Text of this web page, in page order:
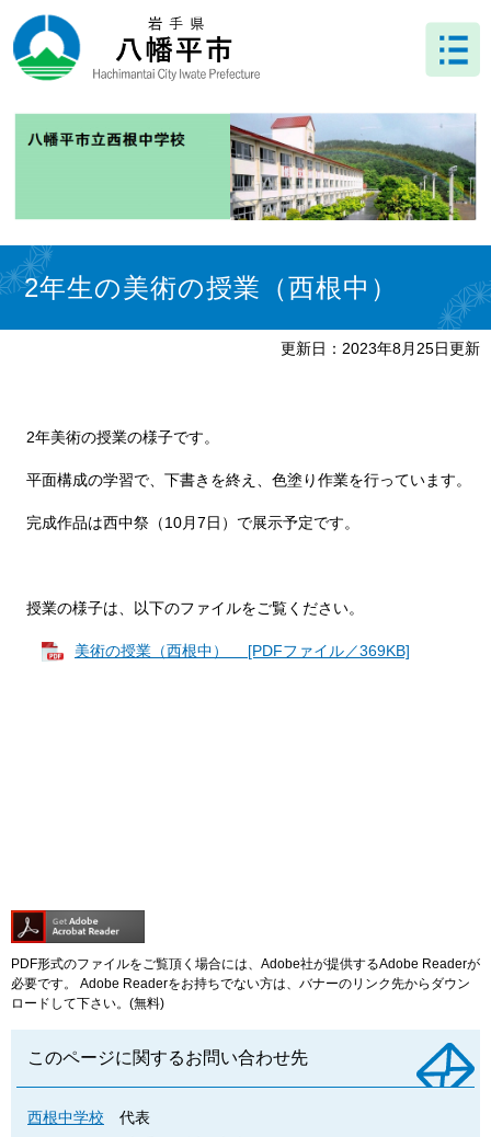
ー
ジ
ニ
ュ
文 2年生の美術の授業（西根中）
更新日：2023年8月25日更新
2年美術の授業の様子です。
平面構成の学習で、下書きを終え、色塗り作業を行っています。
完成作品は西中祭（10月7日）で展示予定です。
授業の様子は、以下のファイルをご覧ください。
美術の授業（西根中） [PDFファイル／369KB]
PDF形式のファイルをご覧頂く場合には、Adobe社が提供するAdobe Readerが
必要です。
Adobe Readerをお持ちでない方は、バナーのリンク先からダウン
ロードして下さい。(無料)
このページに関するお問い合わせ先
西根中学校
代表